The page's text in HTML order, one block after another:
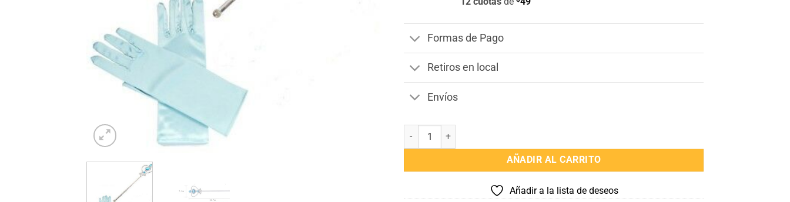
Formas de Pago
Retiros en local
Envíos
Set de Guantes y Varitas Princesas cantidad
AÑADIR AL CARRITO
Añadir a la lista de deseos